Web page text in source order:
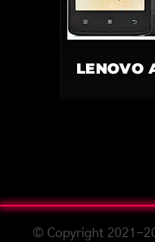
LENOVO
© Copyright 2021-